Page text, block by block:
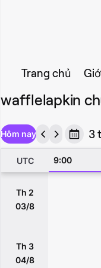
Trang chủ
wafflelapkin
Hôm nay 3
UTC 9:00
Th 2
03/8
Th 3
04/8